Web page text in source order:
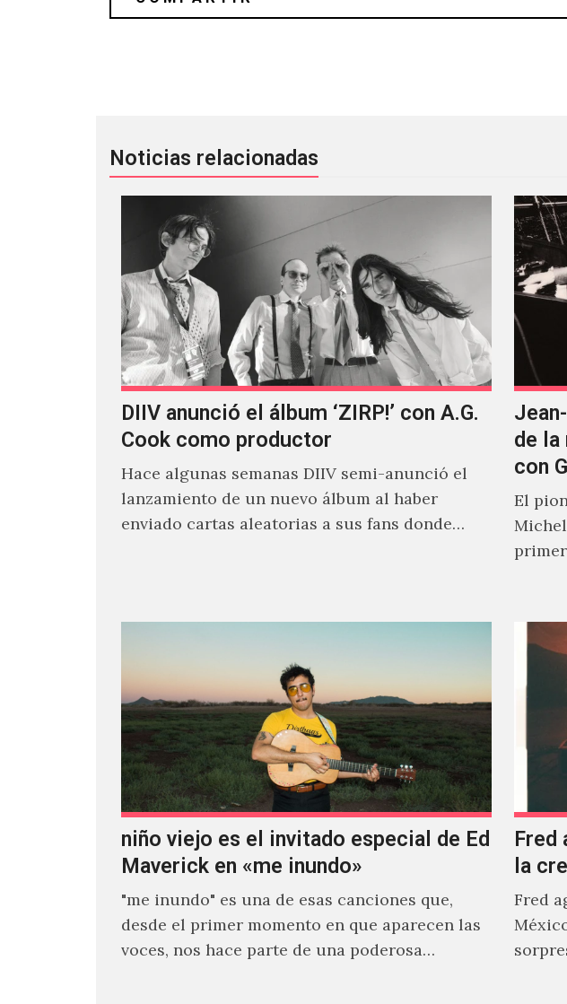
Noticias relacionadas
DIIV anunció el álbum ‘ZIRP!’ con A.G.
Cook como productor
Hace algunas semanas DIIV semi-anunció el
lanzamiento de un nuevo álbum al haber
enviado cartas aleatorias a sus fans donde
de la
con
El
niño viejo es el invitado especial de Ed
Maverick en «me inundo»
"me inundo" es una de esas canciones que,
desde el primer momento en que aparecen las
voces, nos hace parte de una poderosa
Fred
la
Fred